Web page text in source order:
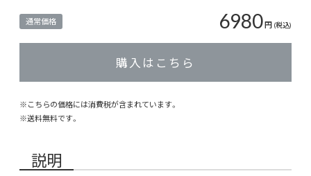
通常価格 6980円 (税込)
購入はこちら
※こちらの価格には消費税が含まれています。
※送料無料です。
説明